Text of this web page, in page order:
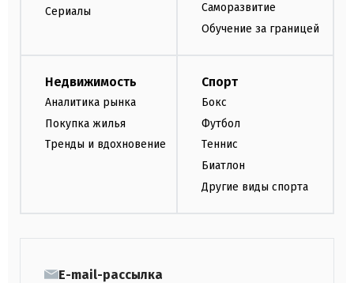
Сериалы
Саморазвитие
Обучение за границей
Недвижимость
Аналитика рынка
Покупка жилья
Тренды и вдохновение
Спорт
Бокс
Футбол
Теннис
Биатлон
Другие виды спорта
E-mail-рассылка